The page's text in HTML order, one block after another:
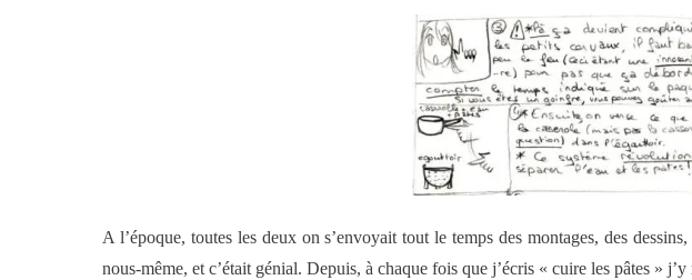
A l’époque, toutes les deux on s’envoyait tout le temps des montages, des
nous-même, et c’était génial. Depuis, à chaque fois que j’écris « cuire les pâtes » j’y